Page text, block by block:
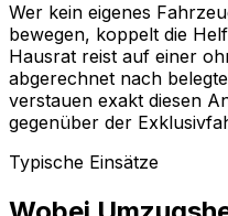
Wer kein eigenes
bewegen, koppelt die
Hausrat reist auf einer
abgerechnet nach
verstauen exakt diesen
gegenüber der
Typische Einsätze